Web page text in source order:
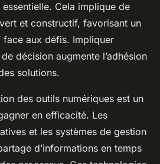
Cela implique de
et constructif, favorisant un
aux défis. Impliquer
décision augmente l’adhésion
solutions.
des outils numériques est un
en efficacité. Les
et les systèmes de gestion
d’informations en temps